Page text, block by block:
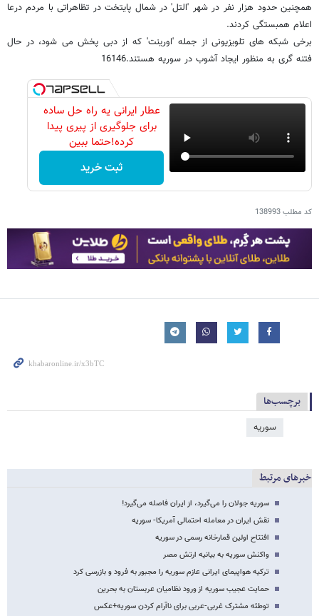
همچنین حدود هزار نفر در شهر 'التل' در شمال پایتخت در تظاهراتی با مردم درعا
اعلام همبستگی کردند.
برخی شبکه های تلویزیونی از جمله 'اورینت' که از دبی پخش می شود، در حال
فتنه گری به منظور ایجاد آشوب در سوریه هستند.16146
عطار ایرانی یه راه حل ساده
برای جلوگیری از پیری پیدا
کرده!حتما ببین
ثبت خرید
کد مطلب138993
برچسب‌ها
سوریه
خبرهای مرتبط
سوریه جولان را می‌گیرد، از ایران فاصله مى‌گیرد!
نقش ایران در معامله احتمالی آمریکا- سوریه
افتتاح اولین قمارخانه رسمی در سوریه
واکنش سوریه به بیانیه ارتش مصر
ترکیه هواپیمای ایرانی عازم سوریه را مجبور به فرود و بازرسی کرد
حمایت عجیب سوریه از ورود نظامیان عربستان به بحرین
توطئه مشترک غربی-عربی برای ناآرام کردن سوریه+عکس